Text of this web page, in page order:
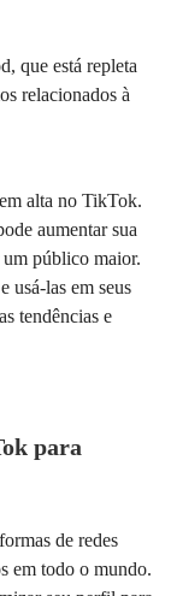
que está repleta
relacionados à
alta no TikTok.
aumentar sua
público maior.
usá-las em seus
tendências e
para
de redes
em todo o mundo.